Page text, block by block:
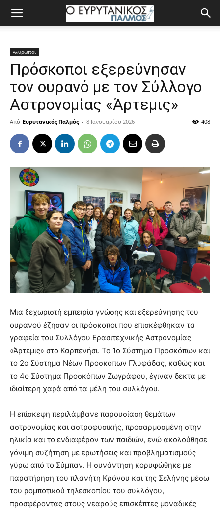
Άνθρωποι
Πρόσκοποι εξερεύνησαν
τον ουρανό με τον Σύλλογο
Αστρονομίας «Άρτεμις»
Από Ευρυτανικός Παλμός - 8 Ιανουαρίου 2026 408
Μια ξεχωριστή εμπειρία γνώσης και εξερεύνησης του
ουρανού έζησαν οι πρόσκοποι που επισκέφθηκαν τα
γραφεία του Συλλόγου Ερασιτεχνικής Αστρονομίας
«Άρτεμις» στο Καρπενήσι. Το 1ο Σύστημα Προσκόπων και
το 2ο Σύστημα Νέων Προσκόπων Γλυφάδας, καθώς και
το 4ο Σύστημα Προσκόπων Ζωγράφου, έγιναν δεκτά με
ιδιαίτερη χαρά από τα μέλη του συλλόγου.
Η επίσκεψη περιλάμβανε παρουσίαση θεμάτων
αστρονομίας και αστροφυσικής, προσαρμοσμένη στην
ηλικία και το ενδιαφέρον των παιδιών, ενώ ακολούθησε
γόνιμη συζήτηση με ερωτήσεις και προβληματισμούς
γύρω από το Σύμπαν. Η συνάντηση κορυφώθηκε με
παρατήρηση του πλανήτη Κρόνου και της Σελήνης μέσω
του ρομποτικού τηλεσκοπίου του συλλόγου,
προσφέροντας στους νεαρούς επισκέπτες μοναδικές